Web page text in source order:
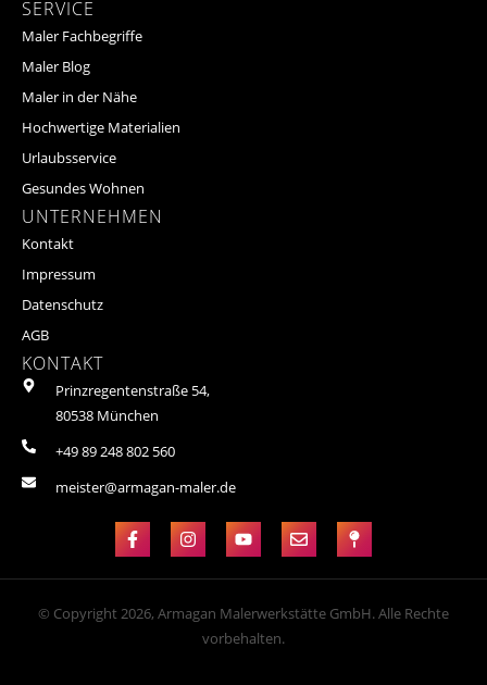
SERVICE
Maler Fachbegriffe
Maler Blog
Maler in der Nähe
Hochwertige Materialien
Urlaubsservice
Gesundes Wohnen
UNTERNEHMEN
Kontakt
Impressum
Datenschutz
AGB
KONTAKT
Prinzregentenstraße 54,
80538 München
+49 89 248 802 560
meister@armagan-maler.de
© Copyright 2026, Armagan Malerwerkstätte GmbH. Alle Rechte
vorbehalten.